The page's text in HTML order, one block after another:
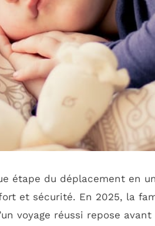
étape du déplacement en
et sécurité. En 2025, la
voyage réussi repose